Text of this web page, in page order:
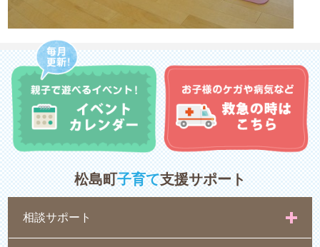
松島町子育て支援サポート
相談サポート